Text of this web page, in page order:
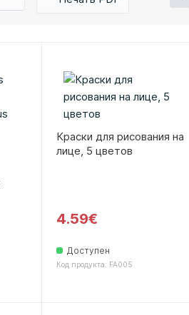
Краски для рисования на
лице, 5 цветов
4.59€
Доступен
Код продукта: FA005